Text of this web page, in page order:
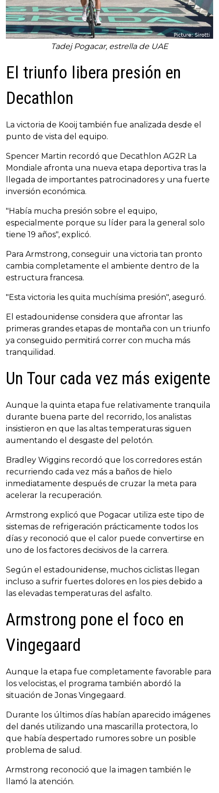
Tadej Pogacar, estrella de UAE
El triunfo libera presión en
Decathlon
La victoria de Kooij también fue analizada desde el
punto de vista del equipo.
Spencer Martin recordó que Decathlon AG2R La
Mondiale afronta una nueva etapa deportiva tras la
llegada de importantes patrocinadores y una fuerte
inversión económica.
"Había mucha presión sobre el equipo,
especialmente porque su líder para la general solo
tiene 19 años", explicó.
Para Armstrong, conseguir una victoria tan pronto
cambia completamente el ambiente dentro de la
estructura francesa.
"Esta victoria les quita muchísima presión", aseguró.
El estadounidense considera que afrontar las
primeras grandes etapas de montaña con un triunfo
ya conseguido permitirá correr con mucha más
tranquilidad.
Un Tour cada vez más exigente
Aunque la quinta etapa fue relativamente tranquila
durante buena parte del recorrido, los analistas
insistieron en que las altas temperaturas siguen
aumentando el desgaste del pelotón.
Bradley Wiggins recordó que los corredores están
recurriendo cada vez más a baños de hielo
inmediatamente después de cruzar la meta para
acelerar la recuperación.
Armstrong explicó que Pogacar utiliza este tipo de
sistemas de refrigeración prácticamente todos los
días y reconoció que el calor puede convertirse en
uno de los factores decisivos de la carrera.
Según el estadounidense, muchos ciclistas llegan
incluso a sufrir fuertes dolores en los pies debido a
las elevadas temperaturas del asfalto.
Armstrong pone el foco en
Vingegaard
Aunque la etapa fue completamente favorable para
los velocistas, el programa también abordó la
situación de Jonas Vingegaard.
Durante los últimos días habían aparecido imágenes
del danés utilizando una mascarilla protectora, lo
que había despertado rumores sobre un posible
problema de salud.
Armstrong reconoció que la imagen también le
llamó la atención.